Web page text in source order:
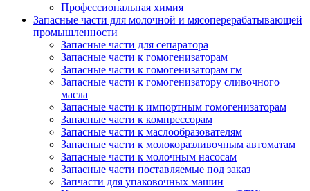
Профессиональная химия
Запасные части для молочной и мясоперерабатывающей
промышленности
Запасные части для сепаратора
Запасные части к гомогенизаторам
Запасные части к гомогенизаторам гм
Запасные части к гомогенизатору сливочного
масла
Запасные части к импортным гомогенизаторам
Запасные части к компрессорам
Запасные части к маслообразователям
Запасные части к молокоразливочным автоматам
Запасные части к молочным насосам
Запасные части поставляемые под заказ
Запчасти для упаковочных машин